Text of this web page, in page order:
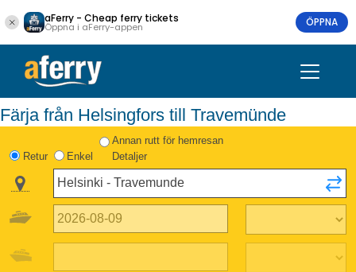
aFerry - Cheap ferry tickets
Öppna i aFerry-appen ÖPPNA
Färja från Helsingfors till Travemünde
Retur Enkel
Annan rutt för hemresan
Detaljer